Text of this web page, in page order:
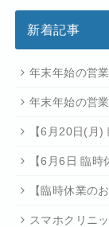
新着記事
年末年始の営
年末年始の営
【6月20日(月)
【6月6日 臨時
【臨時休業の
スマホクリニ